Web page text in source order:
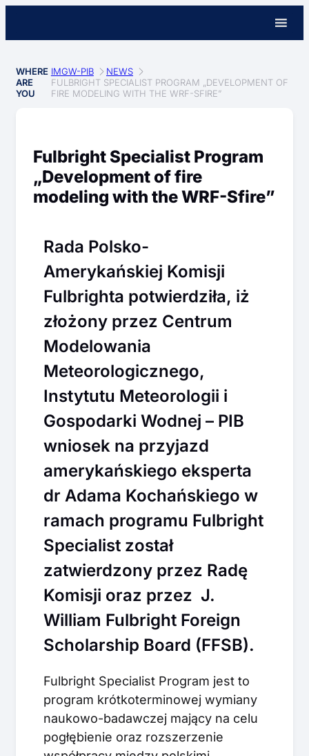
WHERE
ARE
YOU
IMGW-PIB
NEWS
FULBRIGHT SPECIALIST PROGRAM „DEVELOPMENT OF
FIRE MODELING WITH THE WRF-SFIRE”
Fulbright Specialist Program
„Development of fire
modeling with the WRF-Sfire”
Rada Polsko-
Amerykańskiej Komisji
Fulbrighta potwierdziła, iż
złożony przez Centrum
Modelowania
Meteorologicznego,
Instytutu Meteorologii i
Gospodarki Wodnej – PIB
wniosek na przyjazd
amerykańskiego eksperta
dr Adama Kochańskiego w
ramach programu Fulbright
Specialist został
zatwierdzony przez Radę
Komisji oraz przez J.
William Fulbright Foreign
Scholarship Board (FFSB).
Fulbright Specialist Program jest to
program krótkoterminowej wymiany
naukowo-badawczej mający na celu
pogłębienie oraz rozszerzenie